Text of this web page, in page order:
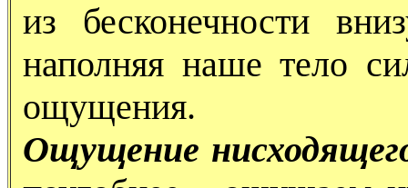
из бесконечности
наполняя наше тело
ощущения.
Ощущение